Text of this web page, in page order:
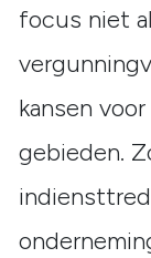
focus niet
kansen
gebieden.